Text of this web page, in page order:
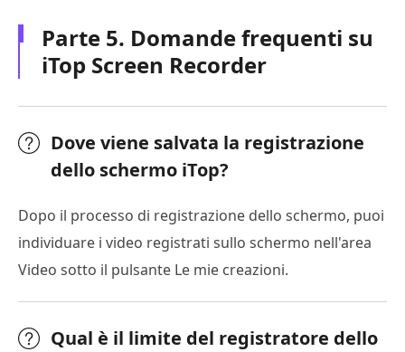
Parte 5. Domande frequenti su
iTop Screen Recorder
Dove viene salvata la registrazione
dello schermo iTop?
Dopo il processo di registrazione dello schermo, puoi
individuare i video registrati sullo schermo nell'area
Video sotto il pulsante Le mie creazioni.
Qual è il limite del registratore dello